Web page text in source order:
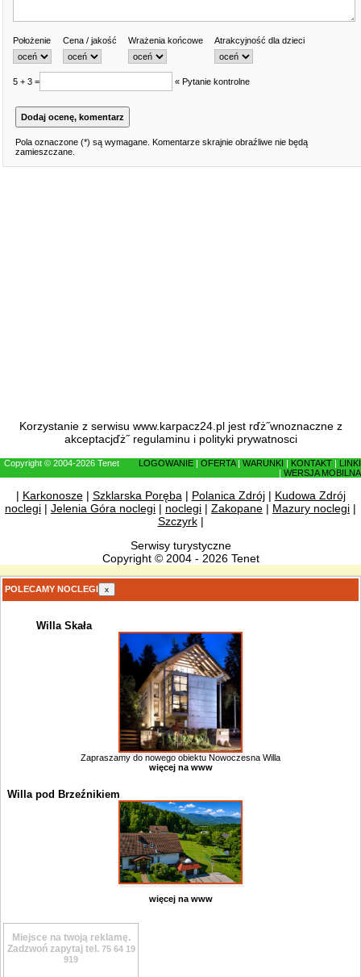
Położenie Cena / jakość Wrażenia końcowe Atrakcyjność dla dzieci
5 + 3 = « Pytanie kontrolne
Pola oznaczone (*) są wymagane. Komentarze skrajnie obraźliwe nie będą
zamieszczane.
Korzystanie z serwisu www.karpacz24.pl jest rďż˝wnoznaczne z
akceptacjďż˝ regulaminu i polityki prywatnosci
Copyright © 2004-2026 Tenet LOGOWANIE OFERTA| WARUNKI KONTAKT
LINKI
WERSJA MOBILNA
| Karkonosze| Szklarska Poręba| Polanica Zdrój| Kudowa Zdrój
noclegi | Jelenia Góra noclegi | noclegi | Zakopane | Mazury noclegi |
Szczyrk|
Serwisy turystyczne
Copyright © 2004 - 2026 Tenet
POLECAMY NOCLEGI x
Willa Skała
Zapraszamy do nowego obiektu Nowoczesna Willa
więcej na www
Willa pod Brzeźnikiem
więcej na www
Miejsce na twoją reklamę.
Zadzwoń zapytaj tel. 75 64 19
919